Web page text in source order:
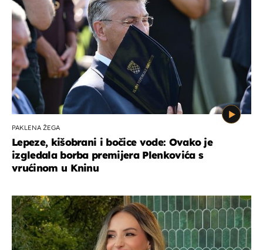
PAKLENA ŽEGA
Lepeze, kišobrani i bočice vode: Ovako je
izgledala borba premijera Plenkovića s
vrućinom u Kninu